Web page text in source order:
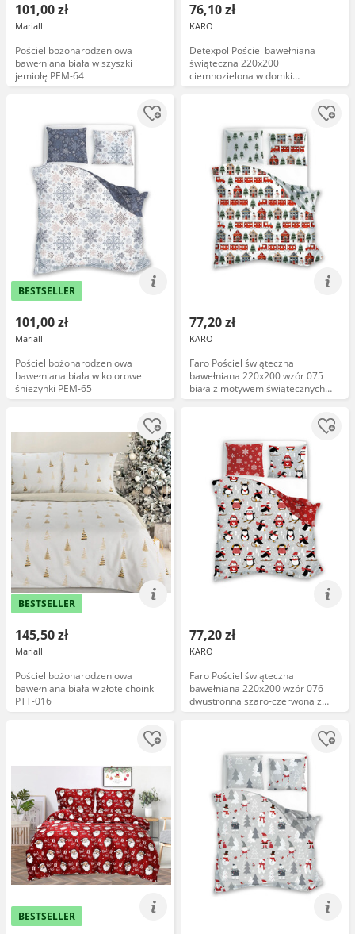
101,00 zł
Mariall
Pościel bożonarodzeniowa
bawełniana biała w szyszki i
jemiołę PEM-64
76,10 zł
KARO
Detexpol Pościel bawełniana
świąteczna 220x200
ciemnozielona w domki
piernikowe i kratkę 5816 B
BESTSELLER
101,00 zł
Mariall
Pościel bożonarodzeniowa
bawełniana biała w kolorowe
śnieżynki PEM-65
77,20 zł
KARO
Faro Pościel świąteczna
bawełniana 220x200 wzór 075
biała z motywem świątecznych
domków, choinek, bałwanków i
BESTSELLER
145,50 zł
Mariall
Pościel bożonarodzeniowa
bawełniana biała w złote choinki
PTT-016
77,20 zł
KARO
Faro Pościel świąteczna
bawełniana 220x200 wzór 076
dwustronna szaro-czerwona z
pingwinami w zimowych
BESTSELLER